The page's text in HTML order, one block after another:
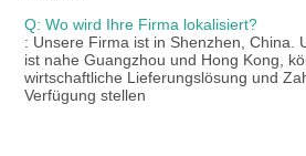
Q: Wo wird Ihre Firma lokalisiert?
: Unsere Firma ist in Shenzhen, China.
ist nahe Guangzhou und Hong Kong,
wirtschaftliche Lieferungslösung und
Verfügung stellen